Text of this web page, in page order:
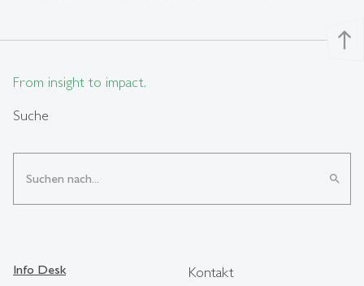
north
From insight to impact.
Suche
search
Info Desk
Kontakt